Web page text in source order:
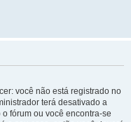
você não está registrado no
terá desativado a
fórum ou você encontra-se